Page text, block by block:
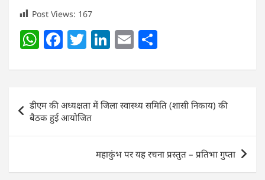
Post Views: 167
W
at
s
A
p
F
c
e
b
o
k
T
itt
er
Li
k
e
dI
n
E
ai
l
ar
e
Post
navigation
डीएम की अध्यक्षता में जिला स्वास्थ्य समिति (शासी निकाय) की
बैठक हुई आयोजित
महाकुंभ पर यह रचना प्रस्तुत – प्रतिभा गुप्ता